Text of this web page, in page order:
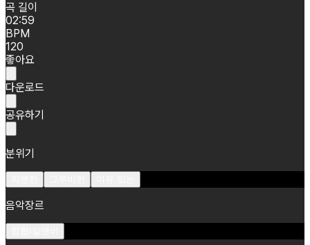
곡 길이
02:59
BPM
120
좋아요
다운로드
공유하기
분위기
음악장르